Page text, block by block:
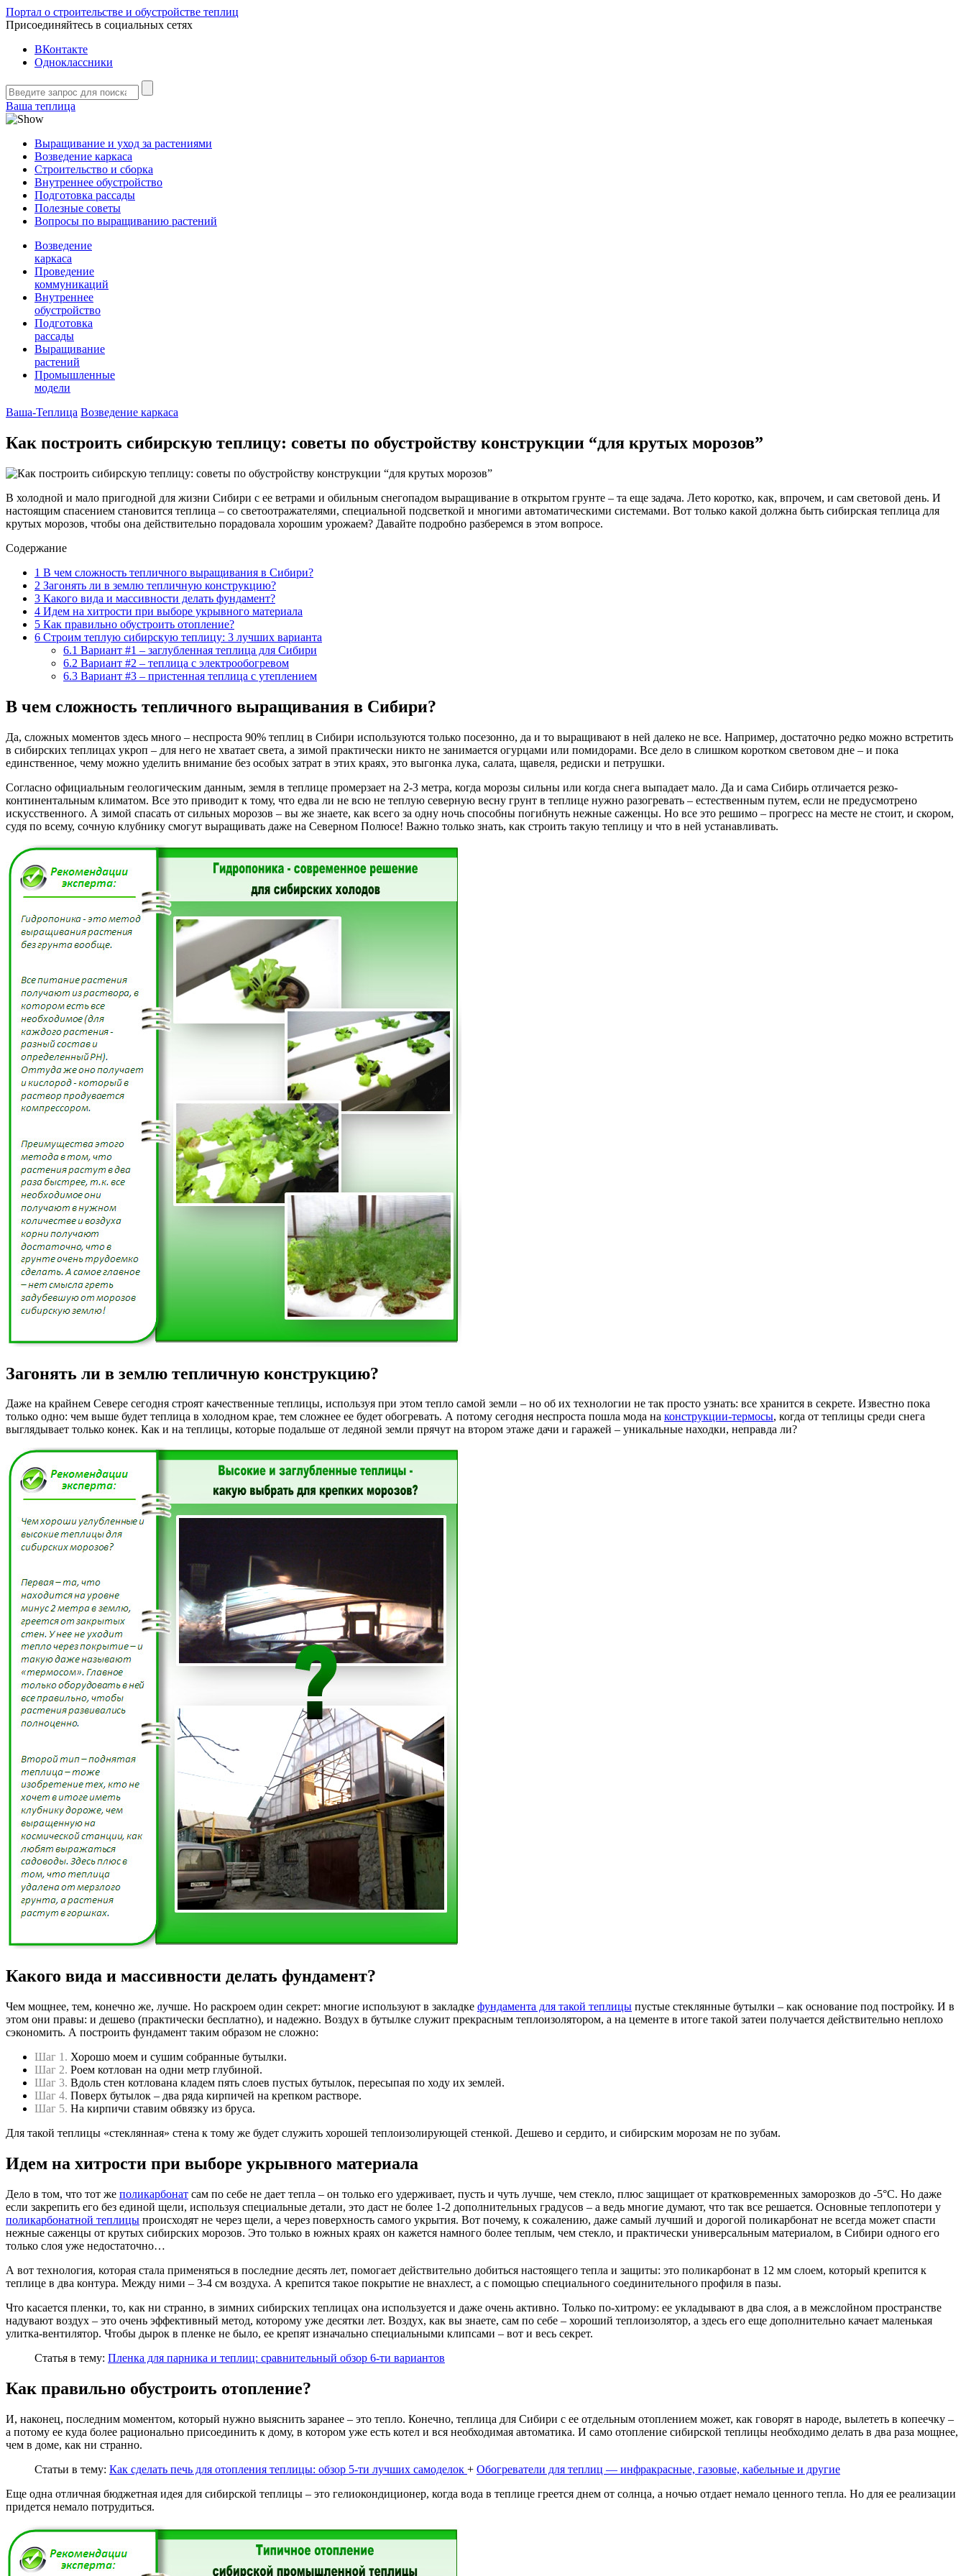
Портал о строительстве и обустройстве теплиц
Присоединяйтесь в социальных сетях
ВКонтакте
Одноклассники
Ваша теплица
Выращивание и уход за растениями
Возведение каркаса
Строительство и сборка
Внутреннее обустройство
Подготовка рассады
Полезные советы
Вопросы по выращиванию растений
Возведение
каркаса
Проведение
коммуникаций
Внутреннее
обустройство
Подготовка
рассады
Выращивание
растений
Промышленные
модели
Ваша-Теплица Возведение каркаса
Как построить сибирскую теплицу: советы по обустройству конструкции “для крутых морозов”
В холодной и мало пригодной для жизни Сибири с ее ветрами и обильным снегопадом выращивание в открытом грунте – та еще задача. Лето коротко, как, впрочем, и сам световой день. И
настоящим спасением становится теплица – со светоотражателями, специальной подсветкой и многими автоматическими системами. Вот только какой должна быть сибирская теплица для
крутых морозов, чтобы она действительно порадовала хорошим урожаем? Давайте подробно разберемся в этом вопросе.
Содержание
1 В чем сложность тепличного выращивания в Сибири?
2 Загонять ли в землю тепличную конструкцию?
3 Какого вида и массивности делать фундамент?
4 Идем на хитрости при выборе укрывного материала
5 Как правильно обустроить отопление?
6 Строим теплую сибирскую теплицу: 3 лучших варианта
6.1 Вариант #1 – заглубленная теплица для Сибири
6.2 Вариант #2 – теплица с электрообогревом
6.3 Вариант #3 – пристенная теплица с утеплением
В чем сложность тепличного выращивания в Сибири?
Да, сложных моментов здесь много – неспроста 90% теплиц в Сибири используются только посезонно, да и то выращивают в ней далеко не все. Например, достаточно редко можно встретить
в сибирских теплицах укроп – для него не хватает света, а зимой практически никто не занимается огурцами или помидорами. Все дело в слишком коротком световом дне – и пока
единственное, чему можно уделить внимание без особых затрат в этих краях, это выгонка лука, салата, щавеля, редиски и петрушки.
Согласно официальным геологическим данным, земля в теплице промерзает на 2-3 метра, когда морозы сильны или когда снега выпадает мало. Да и сама Сибирь отличается резко-
континентальным климатом. Все это приводит к тому, что едва ли не всю не теплую северную весну грунт в теплице нужно разогревать – естественным путем, если не предусмотрено
искусственного. А зимой спасать от сильных морозов – вы же знаете, как всего за одну ночь способны погибнуть нежные саженцы. Но все это решимо – прогресс на месте не стоит, и скором,
судя по всему, сочную клубнику смогут выращивать даже на Северном Полюсе! Важно только знать, как строить такую теплицу и что в ней устанавливать.
Загонять ли в землю тепличную конструкцию?
Даже на крайнем Севере сегодня строят качественные теплицы, используя при этом тепло самой земли – но об их технологии не так просто узнать: все хранится в секрете. Известно пока
только одно: чем выше будет теплица в холодном крае, тем сложнее ее будет обогревать. А потому сегодня неспроста пошла мода на конструкции-термосы, когда от теплицы среди снега
выглядывает только конек. Как и на теплицы, которые подальше от ледяной земли прячут на втором этаже дачи и гаражей – уникальные находки, неправда ли?
Какого вида и массивности делать фундамент?
Чем мощнее, тем, конечно же, лучше. Но раскроем один секрет: многие используют в закладке фундамента для такой теплицы пустые стеклянные бутылки – как основание под постройку. И в
этом они правы: и дешево (практически бесплатно), и надежно. Воздух в бутылке служит прекрасным теплоизолятором, а на цементе в итоге такой затеи получается действительно неплохо
сэкономить. А построить фундамент таким образом не сложно:
Шаг 1. Хорошо моем и сушим собранные бутылки.
Шаг 2. Роем котлован на одни метр глубиной.
Шаг 3. Вдоль стен котлована кладем пять слоев пустых бутылок, пересыпая по ходу их землей.
Шаг 4. Поверх бутылок – два ряда кирпичей на крепком растворе.
Шаг 5. На кирпичи ставим обвязку из бруса.
Для такой теплицы «стеклянная» стена к тому же будет служить хорошей теплоизолирующей стенкой. Дешево и сердито, и сибирским морозам не по зубам.
Идем на хитрости при выборе укрывного материала
Дело в том, что тот же поликарбонат сам по себе не дает тепла – он только его удерживает, пусть и чуть лучше, чем стекло, плюс защищает от кратковременных заморозков до -5°С. Но даже
если закрепить его без единой щели, используя специальные детали, это даст не более 1-2 дополнительных градусов – а ведь многие думают, что так все решается. Основные теплопотери у
поликарбонатной теплицы происходят не через щели, а через поверхность самого укрытия. Вот почему, к сожалению, даже самый лучший и дорогой поликарбонат не всегда может спасти
нежные саженцы от крутых сибирских морозов. Это только в южных краях он кажется намного более теплым, чем стекло, и практически универсальным материалом, в Сибири одного его
только слоя уже недостаточно…
А вот технология, которая стала применяться в последние десять лет, помогает действительно добиться настоящего тепла и защиты: это поликарбонат в 12 мм слоем, который крепится к
теплице в два контура. Между ними – 3-4 см воздуха. А крепится такое покрытие не внахлест, а с помощью специального соединительного профиля в пазы.
Что касается пленки, то, как ни странно, в зимних сибирских теплицах она используется и даже очень активно. Только по-хитрому: ее укладывают в два слоя, а в межслойном пространстве
надувают воздух – это очень эффективный метод, которому уже десятки лет. Воздух, как вы знаете, сам по себе – хороший теплоизолятор, а здесь его еще дополнительно качает маленькая
улитка-вентилятор. Чтобы дырок в пленке не было, ее крепят изначально специальными клипсами – вот и весь секрет.
Статья в тему: Пленка для парника и теплиц: сравнительный обзор 6-ти вариантов
Как правильно обустроить отопление?
И, наконец, последним моментом, который нужно выяснить заранее – это тепло. Конечно, теплица для Сибири с ее отдельным отоплением может, как говорят в народе, вылететь в копеечку –
а потому ее куда более рационально присоединить к дому, в котором уже есть котел и вся необходимая автоматика. И само отопление сибирской теплицы необходимо делать в два раза мощнее,
чем в доме, как ни странно.
Статьи в тему: Как сделать печь для отопления теплицы: обзор 5-ти лучших самоделок + Обогреватели для теплиц — инфракрасные, газовые, кабельные и другие
Еще одна отличная бюджетная идея для сибирской теплицы – это гелиокондиционер, когда вода в теплице греется днем от солнца, а ночью отдает немало ценного тепла. Но для ее реализации
придется немало потрудиться.